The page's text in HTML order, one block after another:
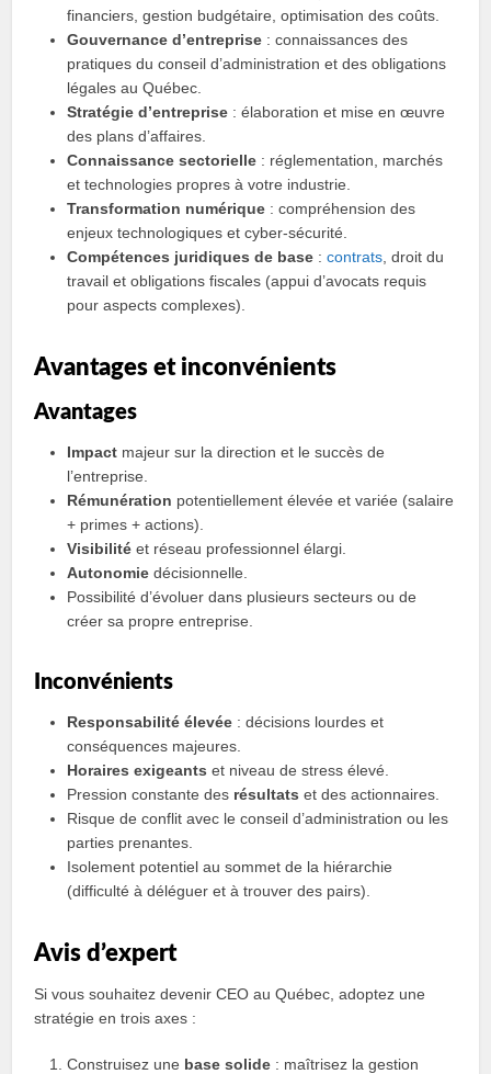
financiers, gestion budgétaire, optimisation des coûts.
Gouvernance d’entreprise : connaissances des
pratiques du conseil d’administration et des obligations
légales au Québec.
Stratégie d’entreprise : élaboration et mise en œuvre
des plans d’affaires.
Connaissance sectorielle : réglementation, marchés
et technologies propres à votre industrie.
Transformation numérique : compréhension des
enjeux technologiques et cyber‑sécurité.
Compétences juridiques de base :contrats , droit du
travail et obligations fiscales (appui d’avocats requis
pour aspects complexes).
Avantages et inconvénients
Avantages
Impact majeur sur la direction et le succès de
l’entreprise.
Rémunération potentiellement élevée et variée (salaire
+ primes + actions).
Visibilité et réseau professionnel élargi.
Autonomie décisionnelle.
Possibilité d’évoluer dans plusieurs secteurs ou de
créer sa propre entreprise.
Inconvénients
Responsabilité élevée : décisions lourdes et
conséquences majeures.
Horaires exigeants et niveau de stress élevé.
Pression constante des résultats et des actionnaires.
Risque de conflit avec le conseil d’administration ou les
parties prenantes.
Isolement potentiel au sommet de la hiérarchie
(difficulté à déléguer et à trouver des pairs).
Avis d’expert
Si vous souhaitez devenir CEO au Québec, adoptez une
stratégie en trois axes :
Construisez une base solide : maîtrisez la gestion